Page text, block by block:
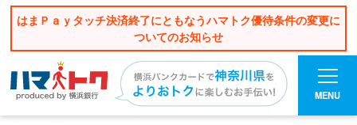
はまＰａｙタッチ決済終了にともなうハマトク優待条件の変更に
ついてのお知らせ
MENU